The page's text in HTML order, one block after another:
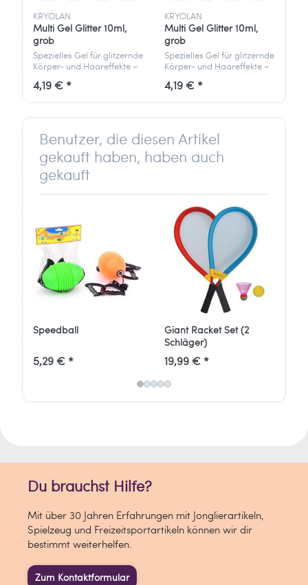
carmine as a color additive.
Informationen zum Hersteller:
Verantwortlich für dieses Produkt ist der
in der EU ansässige Wirtschaftsakteur
Kryolan GmbH
Papierstraße 10
13409 Berlin
Deutschland
info[at]kryolan.de
KRYOLAN
Multi Gel Glitter 10ml,
grob
Spezielles Gel für glitzernde
Körper- und Haareffekte –
mit Wasser sowie Seife
4,19 € *
KRYOLAN
Multi Gel Glitter 10ml,
grob
Spezielles Gel für glitzernde
Körper- und Haareffekte –
mit Wasser sowie Seife
4,19 € *
Benutzer, die diesen Artikel
gekauft haben, haben auch
gekauft
Speedball
5,29 € *
Giant Racket Set (2
Schläger)
19,99 € *
Du brauchst Hilfe?
Mit über 30 Jahren Erfahrungen mit Jonglierartikeln,
Spielzeug und Freizeitsportartikeln können wir dir
bestimmt weiterhelfen.
Zum Kontaktformular